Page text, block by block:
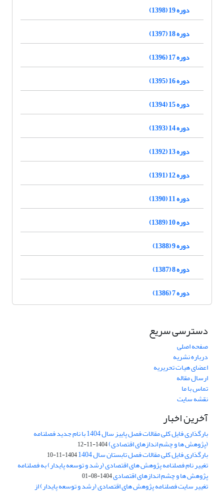
دوره 19 (1398)
دوره 18 (1397)
دوره 17 (1396)
دوره 16 (1395)
دوره 15 (1394)
دوره 14 (1393)
دوره 13 (1392)
دوره 12 (1391)
دوره 11 (1390)
دوره 10 (1389)
دوره 9 (1388)
دوره 8 (1387)
دوره 7 (1386)
دسترسی سریع
صفحه اصلی
درباره نشریه
اعضای هیات تحریریه
ارسال مقاله
تماس با ما
نقشه سایت
آخرین اخبار
بارگذاری فایل کلی مقالات فصل پاییز سال 1404 با نام جدید فصلنامه
(پژوهش ها و چشم اندازهای اقتصادی)1404-11-12
بارگذاری فایل کلی مقالات فصل تابستان سال 1404 1404-11-10
تغییر نام فصلنامه پژوهش های اقتصادی (رشد و توسعه پایدار) به فصلنامه
پژوهش ها و چشم اندازهای اقتصادی1404-08-01
تغییر سایت فصلنامه پژوهش های اقتصادی (رشد و توسعه پایدار) از